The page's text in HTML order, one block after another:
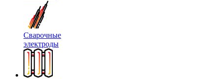
Сварочные
электроды